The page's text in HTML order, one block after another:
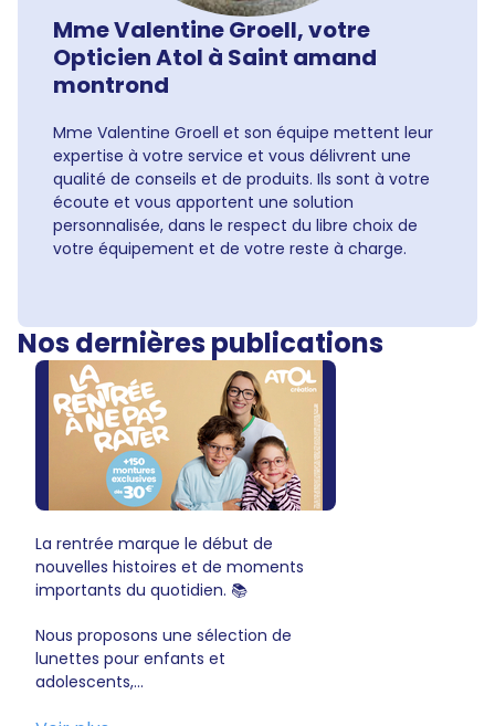
Mme Valentine Groell, votre
Opticien Atol à Saint amand
montrond
Mme Valentine Groell et son équipe mettent leur
expertise à votre service et vous délivrent une
qualité de conseils et de produits. Ils sont à votre
écoute et vous apportent une solution
personnalisée, dans le respect du libre choix de
votre équipement et de votre reste à charge.
Nos dernières publications
La rentrée marque le début de
nouvelles histoires et de moments
importants du quotidien. 📚
Nous proposons une sélection de
lunettes pour enfants et
adolescents,...